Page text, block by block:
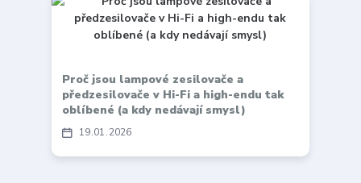
19 01 2026
Proč jsou lampové zesilovače a
předzesilovače v Hi-Fi a high-endu tak
oblíbené (a kdy nedávají smysl)